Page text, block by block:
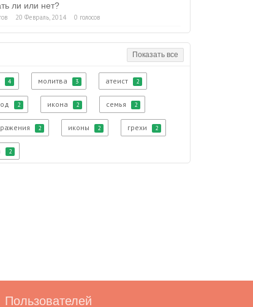
ли или нет?
20 Февраль, 2014 0 голосов
Показать все
4 молитва 3 атеист 2
2 икона 2 семья 2
2 иконы 2 грехи 2
2
Пользователей